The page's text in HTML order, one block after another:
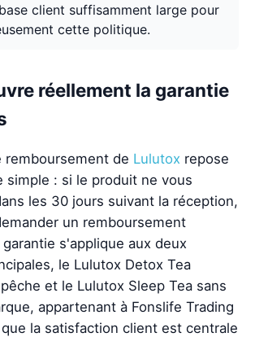
client suffisamment large pour
cette politique.
réellement la garantie
remboursement de Lulutox repose
simple : si le produit ne vous
les 30 jours suivant la réception,
un remboursement
s'applique aux deux
le Lulutox Detox Tea
et le Lulutox Sleep Tea sans
appartenant à Fonslife Trading
que la satisfaction client est centrale